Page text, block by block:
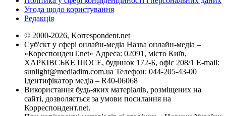
Угода щодо користування
Редакція
© 2000-2026, Korrespondent.net
Суб'єкт у сфері онлайн-медіа Назва онлайн-медіа –
«КореспонденТ.net» Адреса: 02091, місто Київ,
ХАРКІВСЬКЕ ШОСЕ, будинок 172-Б, офіс 208/1 E-mail:
sunlight@mediadim.com.ua Телефон: 044-205-43-00
Ідентифікатор медіа – R40-06068
Використання будь-яких матеріалів, розміщених на
сайті, дозволяється за умови посилання на
Корреспондент.net.